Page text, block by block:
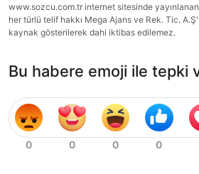
www.sozcu.com.tr internet sitesinde
her türlü telif hakkı Mega Ajans ve Rek. Tic.
kaynak gösterilerek dahi iktibas edilemez.
Bu habere emoji ile tepki